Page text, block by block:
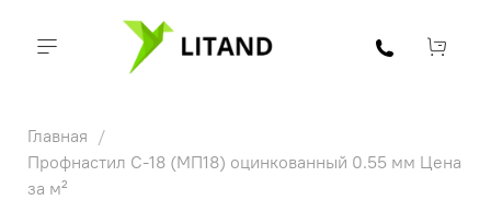
Главная
Профнастил С-18 (МП18) оцинкованный 0.55 мм Цена
за м²